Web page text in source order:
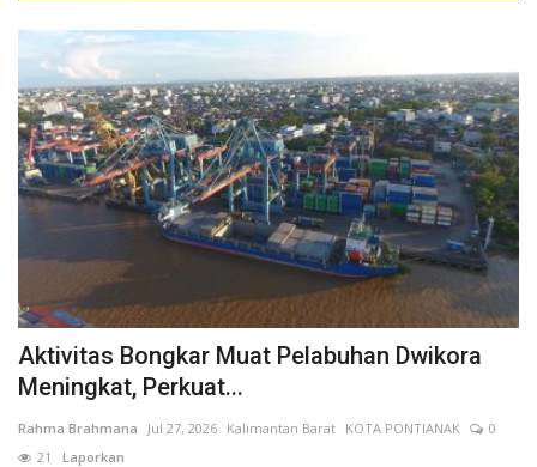
Aktivitas Bongkar Muat Pelabuhan Dwikora
Meningkat, Perkuat...
Rahma Brahmana Jul 27, 2026 Kalimantan Barat KOTA PONTIANAK
0
21
Laporkan